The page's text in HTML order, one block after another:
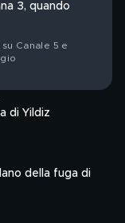
3, quando
Canale 5 e
di Yildiz
della fuga di